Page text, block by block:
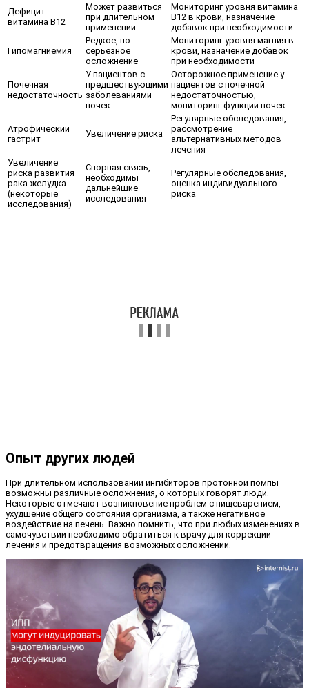
Дефицит
витамина В12
Может развиться
при длительном
применении
Мониторинг уровня витамина
В12 в крови, назначение
добавок при необходимости
Гипомагниемия
Редкое, но
серьезное
осложнение
Мониторинг уровня магния в
крови, назначение добавок
при необходимости
Почечная
недостаточность
У пациентов с
предшествующими
заболеваниями
почек
Осторожное применение у
пациентов с почечной
недостаточностью,
мониторинг функции почек
Атрофический
гастрит
Увеличение риска
Регулярные обследования,
рассмотрение
альтернативных методов
лечения
Увеличение
риска развития
рака желудка
(некоторые
исследования)
Спорная связь,
необходимы
дальнейшие
исследования
Регулярные обследования,
оценка индивидуального
риска
Опыт других людей
При длительном использовании ингибиторов протонной помпы
возможны различные осложнения, о которых говорят люди.
Некоторые отмечают возникновение проблем с пищеварением,
ухудшение общего состояния организма, а также негативное
воздействие на печень. Важно помнить, что при любых изменениях в
самочувствии необходимо обратиться к врачу для коррекции
лечения и предотвращения возможных осложнений.